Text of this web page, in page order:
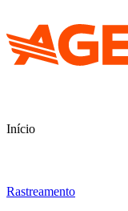
Início
Rastreamento